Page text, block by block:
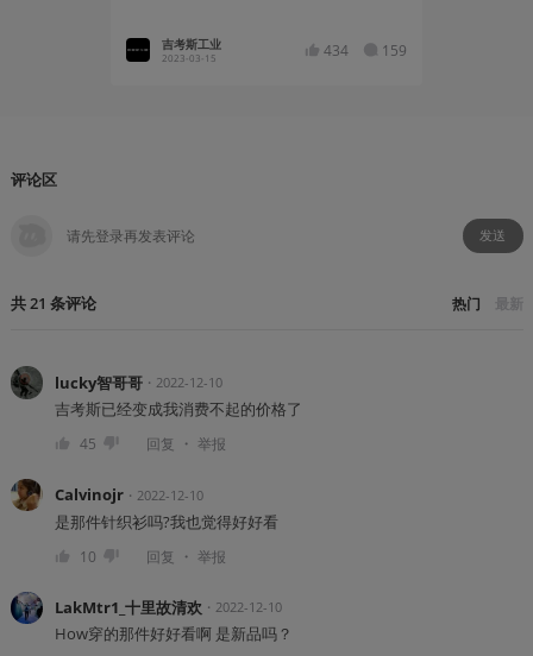
吉考斯工业
2023-03-15 434 159
评论区
发送
共21 条评论 热门 最新
lucky智哥哥・ 2022-12-10
吉考斯已经变成我消费不起的价格了
45 回复 ・ 举报
Calvinojr・ 2022-12-10
是那件针织衫吗?我也觉得好好看
10 回复 ・ 举报
LakMtr1_十里故清欢 ・ 2022-12-10
How穿的那件好好看啊 是新品吗？